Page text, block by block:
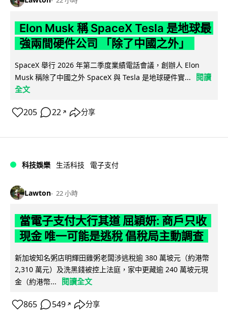
Elon Musk 稱 SpaceX Tesla 是地球最
強兩間硬件公司 「除了中國之外」
SpaceX 舉行 2026 年第二季度業績電話會議，創辦人 Elon
Musk 稱除了中國之外 SpaceX 與 Tesla 是地球硬件實...
閱讀
全文
205 22 ↗ 分享
科技娛樂 生活科技 電子支付
Lawton 22 小時
當電子支付大行其道 屈穎妍: 商戶只收
現金 唯一可能是逃稅 倡稅局主動調查
新加坡知名粥店明輝田雞粥老闆涉逃稅逾 380 萬坡元（約港幣
2,310 萬元）及洗黑錢被控上法庭，家中更藏逾 240 萬坡元現
金（約港幣...
閱讀全文
865 549 ↗ 分享